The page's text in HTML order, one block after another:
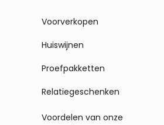
Voorverkopen
Huiswijnen
Proefpakketten
Relatiegeschenken
Voordelen van onze